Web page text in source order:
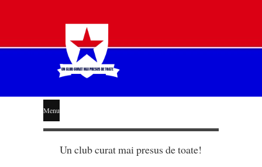
STEAUA
LIBERĂ
Menu
Un club curat mai presus de toate!